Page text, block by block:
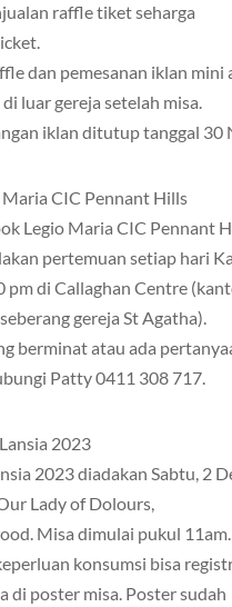
raffle tiket seharga
dan pemesanan iklan mini
luar gereja setelah misa.
iklan ditutup tanggal 30
Maria CIC Pennant Hills
Legio Maria CIC Pennant
pertemuan setiap hari
pm di Callaghan Centre
gereja St Agatha).
berminat atau ada
Patty 0411 308 717.
2023
2023 diadakan Sabtu, 2
Lady of Dolours,
Misa dimulai pukul 11am.
konsumsi bisa
di poster misa. Poster sudah